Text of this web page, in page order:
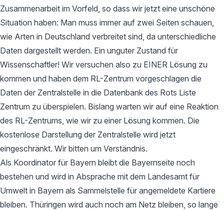
Zusammenarbeit im Vorfeld, so dass wir jetzt eine unschöne
Situation haben: Man muss immer auf zwei Seiten schauen,
wie Arten in Deutschland verbreitet sind, da unterschiedliche
Daten dargestellt werden. Ein unguter Zustand für
Wissenschaftler! Wir versuchen also zu EINER Lösung zu
kommen und haben dem RL-Zentrum vorgeschlagen die
Daten der Zentralstelle in die Datenbank des Rots Liste
Zentrum zu überspielen. Bislang warten wir auf eine Reaktion
des RL-Zentrums, wie wir zu einer Lösung kommen. Die
kostenlose Darstellung der Zentralstelle wird jetzt
eingeschränkt. Wir bitten um Verständnis.
Als Koordinator für Bayern bleibt die Bayernseite noch
bestehen und wird in Absprache mit dem Landesamt für
Umwelt in Bayern als Sammelstelle für angemeldete Kartiere
bleiben. Thüringen wird auch noch am Netz bleiben, so lange